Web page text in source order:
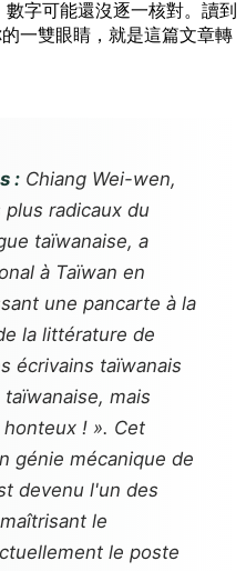
字可能還沒逐一核對。讀到
一雙眼睛，就是這篇文章轉
: Chiang Wei-wen,
radicaux du
taïwanaise, a
à Taïwan en
une pancarte à la
la littérature de
écrivains taïwanais
mais
! ». Cet
génie mécanique de
devenu l'un des
le
le poste